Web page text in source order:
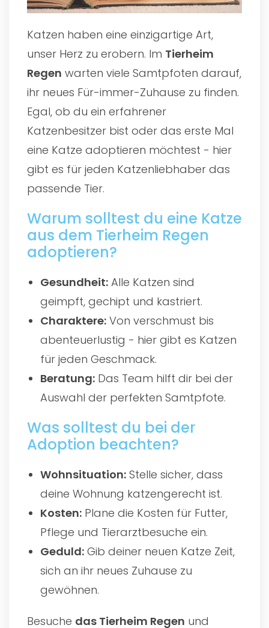
Katzen haben eine einzigartige Art,
unser Herz zu erobern. Im Tierheim
Regen warten viele Samtpfoten darauf,
ihr neues Für-immer-Zuhause zu finden.
Egal, ob du ein erfahrener
Katzenbesitzer bist oder das erste Mal
eine Katze adoptieren möchtest - hier
gibt es für jeden Katzenliebhaber das
passende Tier.
Warum solltest du eine Katze
aus dem Tierheim Regen
adoptieren?
Gesundheit: Alle Katzen sind
geimpft, gechipt und kastriert.
Charaktere: Von verschmust bis
abenteuerlustig - hier gibt es Katzen
für jeden Geschmack.
Beratung: Das Team hilft dir bei der
Auswahl der perfekten Samtpfote.
Was solltest du bei der
Adoption beachten?
Wohnsituation: Stelle sicher, dass
deine Wohnung katzengerecht ist.
Kosten: Plane die Kosten für Futter,
Pflege und Tierarztbesuche ein.
Geduld: Gib deiner neuen Katze Zeit,
sich an ihr neues Zuhause zu
gewöhnen.
Besuche das Tierheim Regen und